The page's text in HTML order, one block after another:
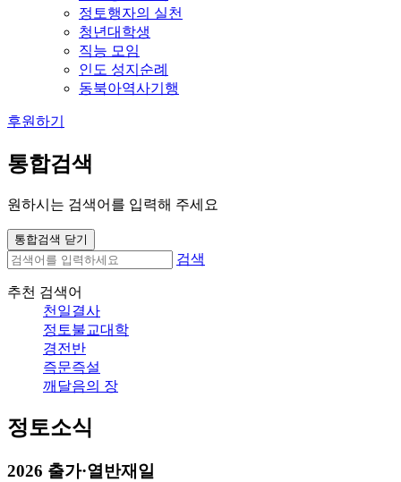
정토행자의 실천
청년대학생
직능 모임
인도 성지순례
동북아역사기행
후원하기
통합검색
원하시는 검색어를 입력해 주세요
통합검색 닫기
검색
추천 검색어
천일결사
정토불교대학
경전반
즉문즉설
깨달음의 장
정토소식
2026 출가·열반재일